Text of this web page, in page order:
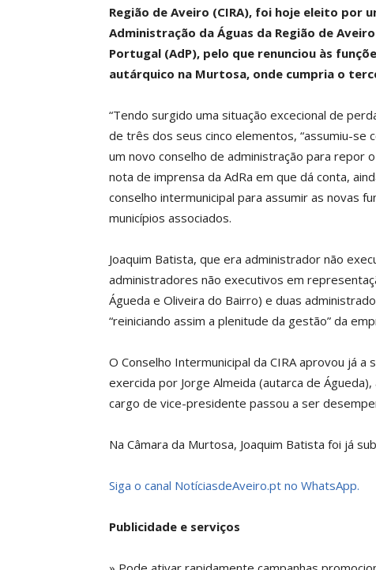
Região de Aveiro (CIRA), foi hoje eleito por
Administração da Águas da Região de
Portugal (AdP), pelo que renunciou às
autárquico na Murtosa, onde cumpria o
“Tendo surgido uma situação excecional de
de três dos seus cinco elementos, “assumiu-se
um novo conselho de administração para repor
nota de imprensa da AdRa em que dá conta,
conselho intermunicipal para assumir as novas
municípios associados.
Joaquim Batista, que era administrador não
administradores não executivos em
Águeda e Oliveira do Bairro) e duas
“reiniciando assim a plenitude da gestão” da
O Conselho Intermunicipal da CIRA aprovou já
exercida por Jorge Almeida (autarca de
cargo de vice-presidente passou a ser
Na Câmara da Murtosa, Joaquim Batista foi já
Siga o canal NotíciasdeAveiro.pt no WhatsApp.
Publicidade e serviços